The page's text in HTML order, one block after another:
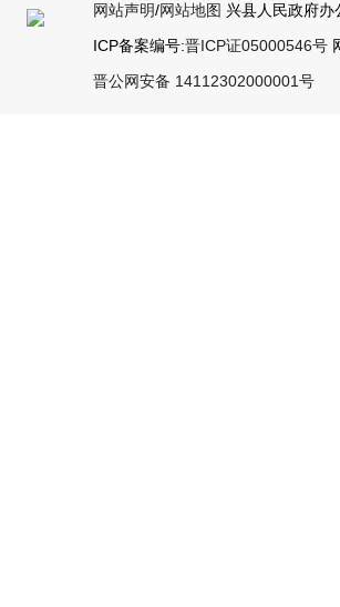
网站声明/网站地图 兴县人民政府
ICP备案编号:晋ICP证05000546号
晋公网安备 14112302000001号